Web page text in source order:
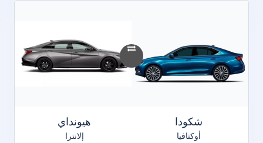
شكودا
أوكتافيا
هيونداي
إلانترا